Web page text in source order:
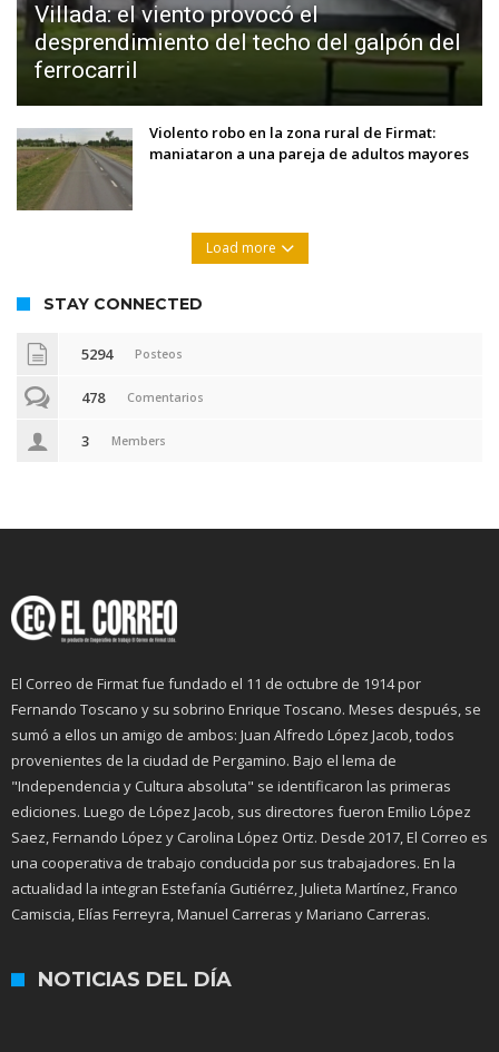
Villada: el viento provocó el
desprendimiento del techo del galpón del
ferrocarril
Violento robo en la zona rural de Firmat:
maniataron a una pareja de adultos mayores
Load more
STAY CONNECTED
5294 Posteos
478 Comentarios
3 Members
El Correo de Firmat fue fundado el 11 de octubre de 1914 por
Fernando Toscano y su sobrino Enrique Toscano. Meses después, se
sumó a ellos un amigo de ambos: Juan Alfredo López Jacob, todos
provenientes de la ciudad de Pergamino. Bajo el lema de
"Independencia y Cultura absoluta" se identificaron las primeras
ediciones. Luego de López Jacob, sus directores fueron Emilio López
Saez, Fernando López y Carolina López Ortiz. Desde 2017, El Correo es
una cooperativa de trabajo conducida por sus trabajadores. En la
actualidad la integran Estefanía Gutiérrez, Julieta Martínez, Franco
Camiscia, Elías Ferreyra, Manuel Carreras y Mariano Carreras.
NOTICIAS DEL DÍA